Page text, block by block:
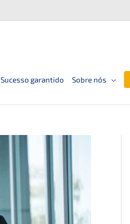
Sucesso garantido Sobre nós